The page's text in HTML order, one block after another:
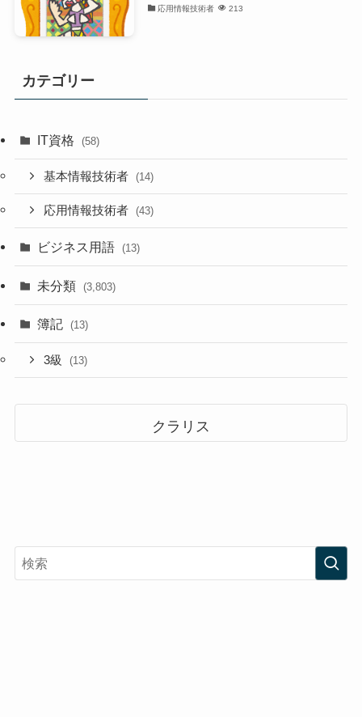
応用情報技術者 213
カテゴリー
IT資格 (58)
基本情報技術者 (14)
応用情報技術者 (43)
ビジネス用語 (13)
未分類 (3,803)
簿記 (13)
3級 (13)
クラリス